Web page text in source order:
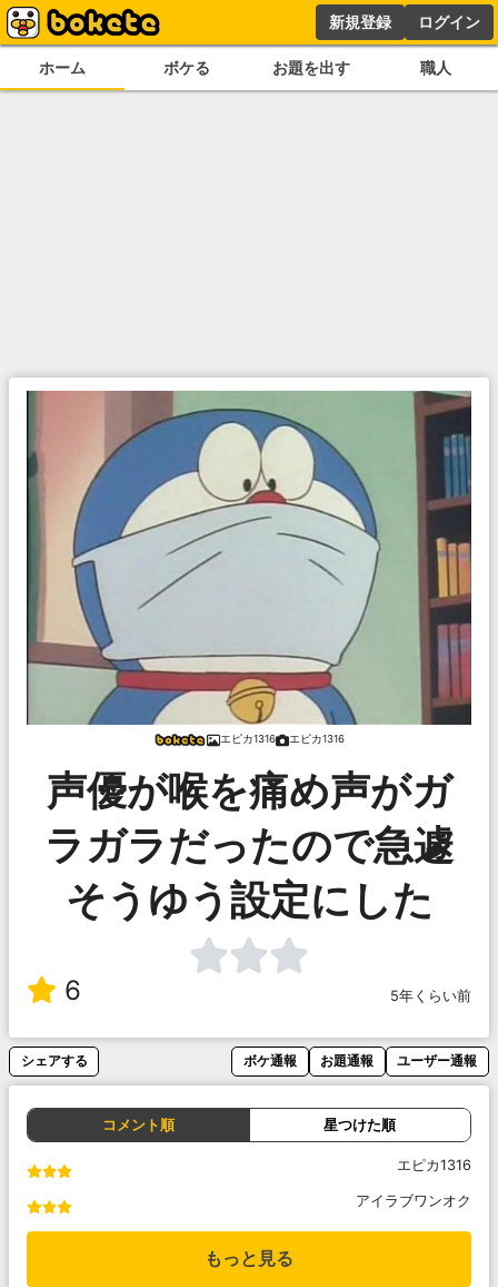
新規登録 ログイン
ホーム ボケる お題を出す 職人
エピカ1316 エピカ1316
声優が喉を痛め声がガ
ラガラだったので急遽
そうゆう設定にした
6 5年くらい前
シェアする ボケ通報 お題通報 ユーザー通報
コメント順 星つけた順
エピカ1316
アイラブワンオク
もっと見る